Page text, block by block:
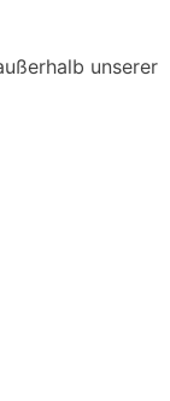
unserer